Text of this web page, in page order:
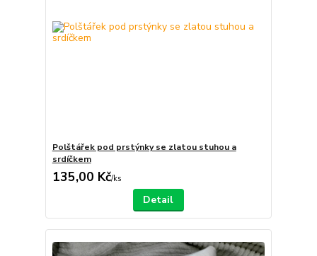
Polštářek pod prstýnky se zlatou stuhou a
srdíčkem
135,00 Kč/ks
Detail